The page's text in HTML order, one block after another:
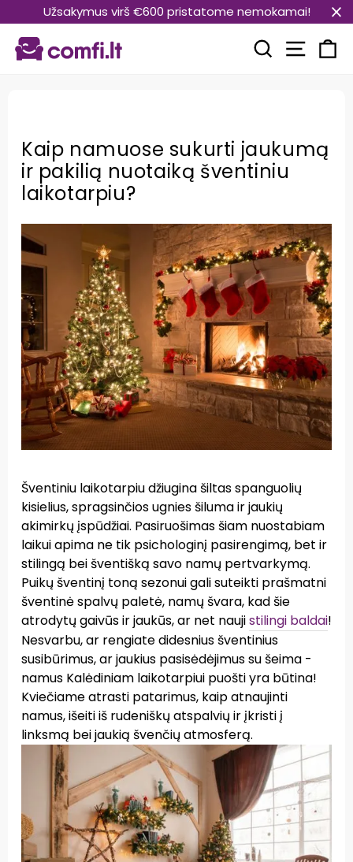
prie
turinio
Užsakymus virš €600 pristatome nemokamai!
Paieška
Kaip namuose sukurti jaukumą
ir pakilią nuotaiką šventiniu
laikotarpiu?
Šventiniu laikotarpiu džiugina šiltas spanguolių
kisielius, spragsinčios ugnies šiluma ir jaukių
akimirkų įspūdžiai. Pasiruošimas šiam nuostabiam
laikui apima ne tik psichologinį pasirengimą, bet ir
stilingą bei šventišką savo namų pertvarkymą.
Puikų šventinį toną sezonui gali suteikti prašmatni
šventinė spalvų paletė, namų švara, kad šie
atrodytų gaivūs ir jaukūs, ar net naujistilingi baldai!
Nesvarbu, ar rengiate didesnius šventinius
susibūrimus, ar jaukius pasisėdėjimus su šeima -
namus Kalėdiniam laikotarpiui puošti yra būtina!
Kviečiame atrasti patarimus, kaip atnaujinti
namus, išeiti iš rudeniškų atspalvių ir įkristi į
linksmą bei jaukią švenčių atmosferą.